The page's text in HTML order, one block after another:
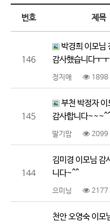
번호 제목
146
박경희 이모님
감사했습니다ㅜ
정지애 1898
145
부천 박정자 이
감사합니다
딸기맘 2099
144
김미경 이모님 감
니다~^^
으미닝 2177
천안 오영숙 이모